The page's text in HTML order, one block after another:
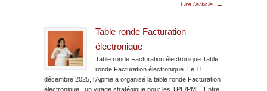
Lire l'article
→
Table ronde Facturation
électronique
Table ronde Facturation électronique Table
ronde Facturation électronique Le 11
décembre 2025, l’Ajpme a organisé la table ronde Facturation
électronique : un virage stratégique pour les TPE/PME. Entre